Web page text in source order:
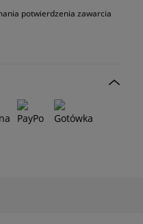
potwierdzenia zawarcia